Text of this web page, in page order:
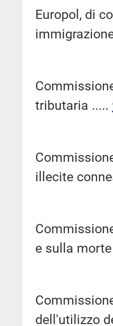
Europol, di
tributaria .....
illecite
e sulla
dell'utilizzo